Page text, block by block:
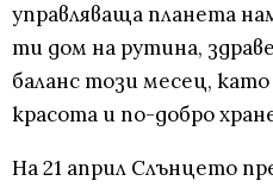
управляваща планета
ти дом на рутина,
баланс този месец,
красота и по-добро
На 21 април Слънцето